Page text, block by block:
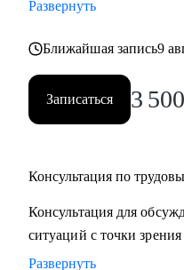
Развернуть
Ближайшая запись9
Записаться 3 500
Консультация по
Консультация для
ситуаций с точки зрения
Развернуть